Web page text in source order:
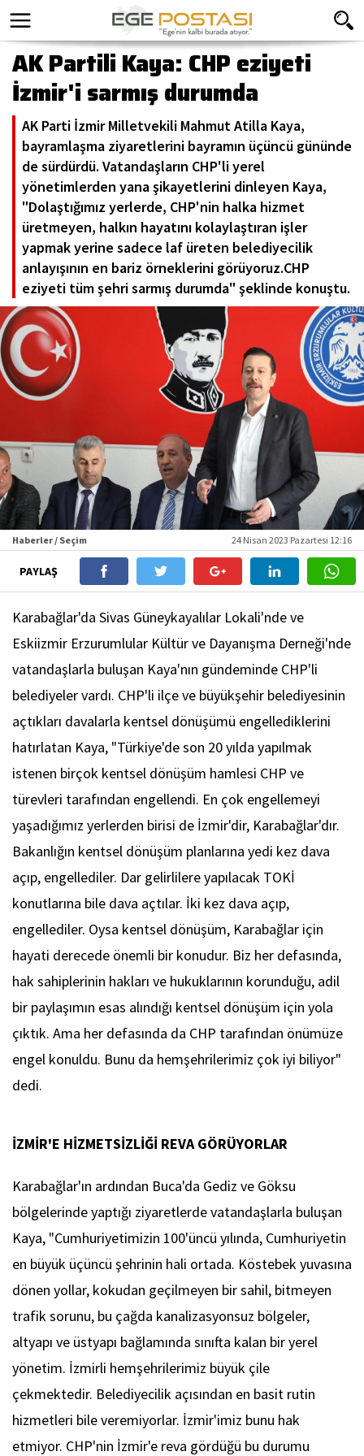
AK Partili Kaya: CHP eziyeti
İzmir'i sarmış durumda
AK Parti İzmir Milletvekili Mahmut Atilla Kaya,
bayramlaşma ziyaretlerini bayramın üçüncü gününde
de sürdürdü. Vatandaşların CHP'li yerel
yönetimlerden yana şikayetlerini dinleyen Kaya,
"Dolaştığımız yerlerde, CHP'nin halka hizmet
üretmeyen, halkın hayatını kolaylaştıran işler
yapmak yerine sadece laf üreten belediyecilik
anlayışının en bariz örneklerini görüyoruz.CHP
eziyeti tüm şehri sarmış durumda" şeklinde konuştu.
Haberler / Seçim 24 Nisan 2023 Pazartesi 12:16
PAYLAŞ
Karabağlar'da Sivas Güneykayalılar Lokali'nde ve
Eskiizmir Erzurumlular Kültür ve Dayanışma Derneği'nde
vatandaşlarla buluşan Kaya'nın gündeminde CHP'li
belediyeler vardı. CHP'li ilçe ve büyükşehir belediyesinin
açtıkları davalarla kentsel dönüşümü engellediklerini
hatırlatan Kaya, "Türkiye'de son 20 yılda yapılmak
istenen birçok kentsel dönüşüm hamlesi CHP ve
türevleri tarafından engellendi. En çok engellemeyi
yaşadığımız yerlerden birisi de İzmir'dir, Karabağlar'dır.
Bakanlığın kentsel dönüşüm planlarına yedi kez dava
açıp, engellediler. Dar gelirlilere yapılacak TOKİ
konutlarına bile dava açtılar. İki kez dava açıp,
engellediler. Oysa kentsel dönüşüm, Karabağlar için
hayati derecede önemli bir konudur. Biz her defasında,
hak sahiplerinin hakları ve hukuklarının korunduğu, adil
bir paylaşımın esas alındığı kentsel dönüşüm için yola
çıktık. Ama her defasında da CHP tarafından önümüze
engel konuldu. Bunu da hemşehrilerimiz çok iyi biliyor"
dedi.
İZMİR'E HİZMETSİZLİĞİ REVA GÖRÜYORLAR
Karabağlar'ın ardından Buca'da Gediz ve Göksu
bölgelerinde yaptığı ziyaretlerde vatandaşlarla buluşan
Kaya, "Cumhuriyetimizin 100'üncü yılında, Cumhuriyetin
en büyük üçüncü şehrinin hali ortada. Köstebek yuvasına
dönen yollar, kokudan geçilmeyen bir sahil, bitmeyen
trafik sorunu, bu çağda kanalizasyonsuz bölgeler,
altyapı ve üstyapı bağlamında sınıfta kalan bir yerel
yönetim. İzmirli hemşehrilerimiz büyük çile
çekmektedir. Belediyecilik açısından en basit rutin
hizmetleri bile veremiyorlar. İzmir'imiz bunu hak
etmiyor. CHP'nin İzmir'e reva gördüğü bu durumu